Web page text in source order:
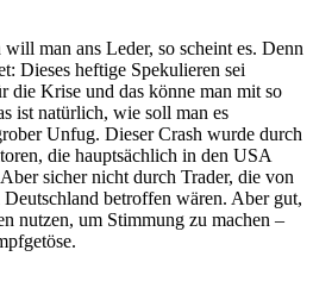
man ans Leder, so scheint es. Denn
Dieses heftige Spekulieren sei
die Krise und das könne man mit so
ist natürlich, wie soll man es
Unfug. Dieser Crash wurde durch
die hauptsächlich in den USA
sicher nicht durch Trader, die von
betroffen wären. Aber gut,
nutzen, um Stimmung zu machen –